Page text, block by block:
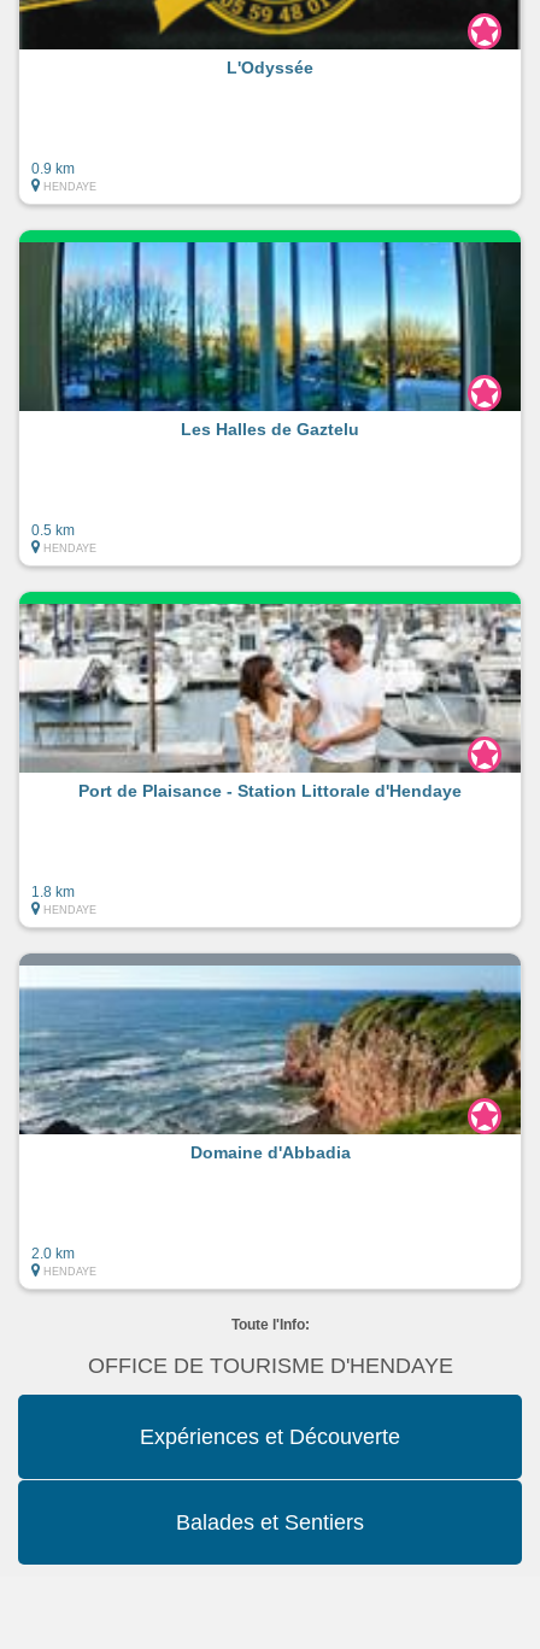
L'Odyssée
0.9 km
HENDAYE
Les Halles de Gaztelu
0.5 km
HENDAYE
Port de Plaisance - Station Littorale d'Hendaye
1.8 km
HENDAYE
Domaine d'Abbadia
2.0 km
HENDAYE
Toute l'Info:
OFFICE DE TOURISME D'HENDAYE
Expériences et Découverte
Balades et Sentiers